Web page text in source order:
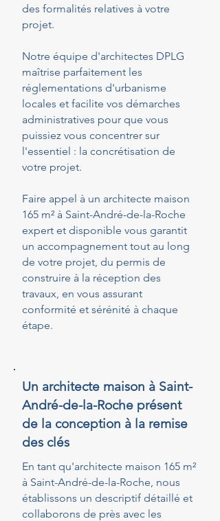
des formalités relatives à votre
projet.
Notre équipe d'architectes DPLG
maîtrise parfaitement les
réglementations d'urbanisme
locales et facilite vos démarches
administratives pour que vous
puissiez vous concentrer sur
l'essentiel : la concrétisation de
votre projet.
Faire appel à un architecte maison
165 m² à Saint-André-de-la-Roche
expert et disponible vous garantit
un accompagnement tout au long
de votre projet, du permis de
construire à la réception des
travaux, en vous assurant
conformité et sérénité à chaque
étape.
Un architecte maison à Saint-
André-de-la-Roche présent
de la conception à la remise
des clés
En tant qu'architecte maison 165 m²
à Saint-André-de-la-Roche, nous
établissons un descriptif détaillé et
collaborons de près avec les